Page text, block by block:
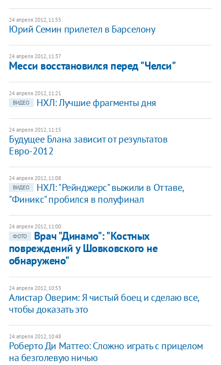
24 апреля 2012, 11:55
Юрий Семин прилетел в Барселону
24 апреля 2012, 11:37
Месси восстановился перед "Челси"
24 апреля 2012, 11:21
ВИДЕО
НХЛ: Лучшие фрагменты дня
24 апреля 2012, 11:15
Будущее Блана зависит от результатов
Евро-2012
24 апреля 2012, 11:08
ВИДЕО
НХЛ: "Рейнджерс" выжили в Оттаве,
"Финикс" пробился в полуфинал
24 апреля 2012, 11:00
ФОТО
Врач "Динамо": "Костных
повреждений у Шовковского не
обнаружено"
24 апреля 2012, 10:53
Алистар Оверим: Я чистый боец и сделаю все,
чтобы доказать это
24 апреля 2012, 10:48
Роберто Ди Маттео: Сложно играть с прицелом
на безголевую ничью